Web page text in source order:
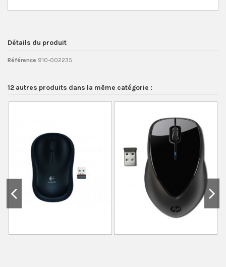
Détails du produit
Référence 910-002235
12 autres produits dans la même catégorie :